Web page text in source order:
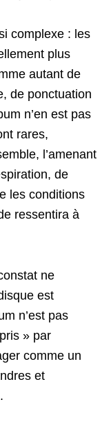
complexe : les
plus
autant de
de ponctuation
n’en est pas
rares,
l’amenant
de
les conditions
ressentira à
ne
est
n’est pas
» par
comme un
et